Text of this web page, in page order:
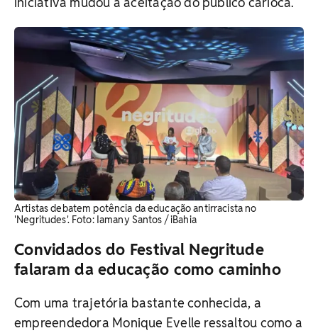
Artistas debatem potência da educação antirracista no
'Negritudes'. Foto: Iamany Santos / iBahia
Convidados do Festival Negritude
falaram da educação como caminho
Com uma trajetória bastante conhecida, a
empreendedora Monique Evelle ressaltou como a